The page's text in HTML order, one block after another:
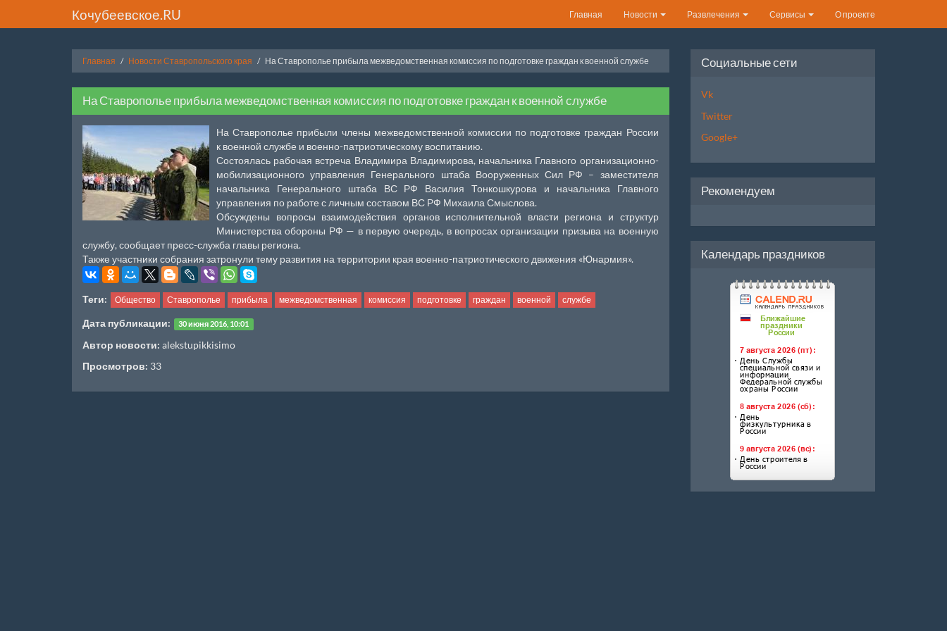
Кочубеевское.RU Главная Новости Развлечения Сервисы О проекте
Главная Новости Ставропольского края На Ставрополье прибыла межведомственная комиссия по подготовке граждан к военной службе
На Ставрополье прибыла межведомственная комиссия по подготовке граждан к военной службе
На Ставрополье прибыли члены межведомственной комиссии по подготовке граждан России
к военной службе и военно-патриотическому воспитанию.
Состоялась рабочая встреча Владимира Владимирова, начальника Главного организационно-
мобилизационного управления Генерального штаба Вооруженных Сил РФ – заместителя
начальника Генерального штаба ВС РФ Василия Тонкошкурова и начальника Главного
управления по работе с личным составом ВС РФ Михаила Смыслова.
Обсуждены вопросы взаимодействия органов исполнительной власти региона и структур
Министерства обороны РФ — в первую очередь, в вопросах организации призыва на военную
службу, сообщает пресс-служба главы региона.
Также участники собрания затронули тему развития на территории края военно-патриотического движения «Юнармия».
Теги: Общество Ставрополье прибыла межведомственная комиссия подготовке граждан военной службе
Дата публикации: 30 июня 2016, 10:01
Автор новости: alekstupikkisimo
Просмотров: 33
Социальные сети
Vk
Twitter
Google+
Рекомендуем
Календарь праздников